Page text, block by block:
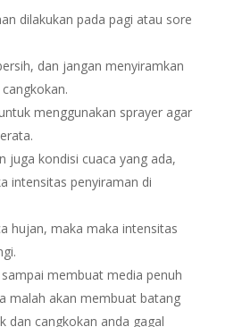
dilakukan pada pagi atau sore
dan jangan menyiramkan
menggunakan sprayer agar
juga kondisi cuaca yang ada,
intensitas penyiraman di
hujan, maka maka intensitas
membuat media penuh
malah akan membuat batang
dan cangkokan anda gagal